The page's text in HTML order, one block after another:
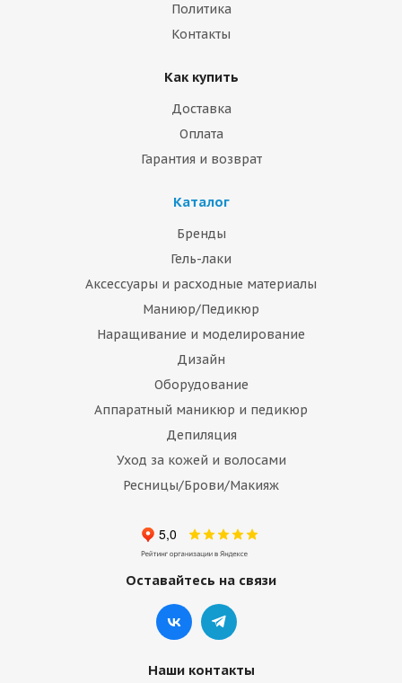
Политика
Контакты
Как купить
Доставка
Оплата
Гарантия и возврат
Каталог
Бренды
Гель-лаки
Аксессуары и расходные материалы
Маниюр/Педикюр
Наращивание и моделирование
Дизайн
Оборудование
Аппаратный маникюр и педикюр
Депиляция
Уход за кожей и волосами
Ресницы/Брови/Макияж
Оставайтесь на связи
Наши контакты